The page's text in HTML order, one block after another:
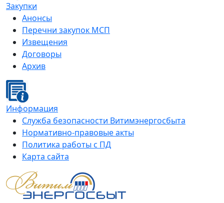
Закупки
Анонсы
Перечни закупок МСП
Извещения
Договоры
Архив
Информация
Служба безопасности Витимэнергосбыта
Нормативно-правовые акты
Политика работы с ПД
Карта сайта